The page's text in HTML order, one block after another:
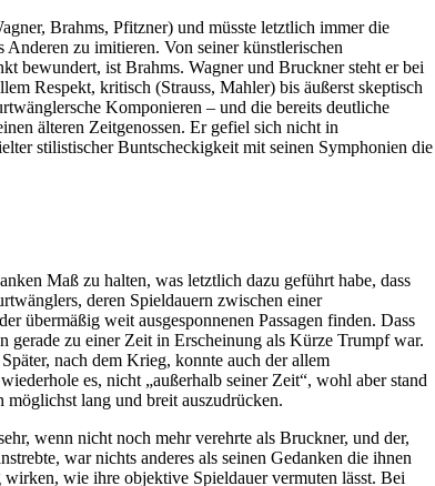
Brahms, Pfitzner) und müsste letztlich immer die
zu imitieren. Von seiner künstlerischen
bewundert, ist Brahms. Wagner und Bruckner steht er bei
Respekt, kritisch (Strauss, Mahler) bis äußerst skeptisch
Komponieren – und die bereits deutliche
älteren Zeitgenossen. Er gefiel sich nicht in
stilistischer Buntscheckigkeit mit seinen Symphonien die
Maß zu halten, was letztlich dazu geführt habe, dass
deren Spieldauern zwischen einer
übermäßig weit ausgesponnenen Passagen finden. Dass
gerade zu einer Zeit in Erscheinung als Kürze Trumpf war.
nach dem Krieg, konnte auch der allem
es, nicht „außerhalb seiner Zeit“, wohl aber stand
lang und breit auszudrücken.
wenn nicht noch mehr verehrte als Bruckner, und der,
war nichts anderes als seinen Gedanken die ihnen
wie ihre objektive Spieldauer vermuten lässt. Bei